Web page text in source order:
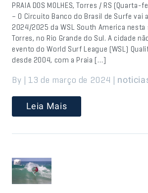
PRAIA DOS MOLHES, Torres / RS
– O Circuito Banco do Brasil de Surfe vai
2024/2025 da WSL South America nesta
Torres, no Rio Grande do Sul. A cidade
evento do World Surf League (WSL)
desde 2004, com a Praia […]
By | 13 de março de 2024 |
Leia Mais